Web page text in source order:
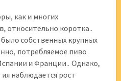
как и многих
относительно коротка․
собственных крупных
потребляемое пиво
и Франции․ Однако,
наблюдается рост